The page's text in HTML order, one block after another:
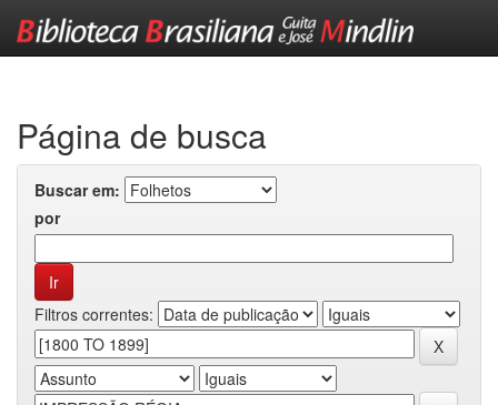
Página de busca
Buscar em:
por
Filtros correntes: